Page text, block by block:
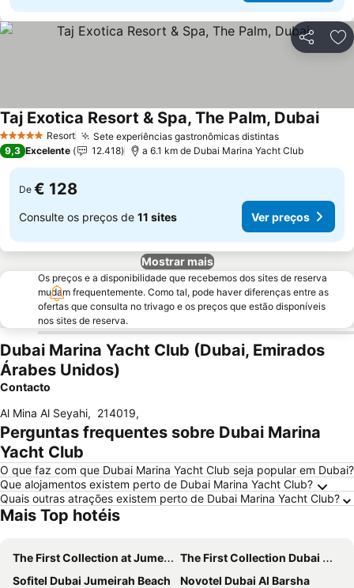
Partilhar
5 Estrelas Resort Sete experiências gastronômicas distintas
Taj Exotica Resort & Spa, The Palm, Dubai
9,3 Excelente 12.418 a 6.1 km de Dubai Marina Yacht Club
De € 128
Consulte os preços de 11 sites Ver preços
Mostrar mais
Os preços e a disponibilidade que recebemos dos sites de reserva
mudam frequentemente. Como tal, pode haver diferenças entre as
ofertas que consulta no trivago e os preços que estão disponíveis
nos sites de reserva.
Dubai Marina Yacht Club (Dubai, Emirados
Árabes Unidos)
Contacto
Al Mina Al Seyahi, 214019,
Perguntas frequentes sobre Dubai Marina
Yacht Club
O que faz com que Dubai Marina Yacht Club seja popular em Dubai?
Que alojamentos existem perto de Dubai Marina Yacht Club?
Quais outras atrações existem perto de Dubai Marina Yacht Club?
Mais Top hotéis
The First Collection at Jumeirah Village Circle, a Tribute Portfolio Hotel
The First Collection Dubai Marina
Sofitel Dubai Jumeirah Beach
Novotel Dubai Al Barsha